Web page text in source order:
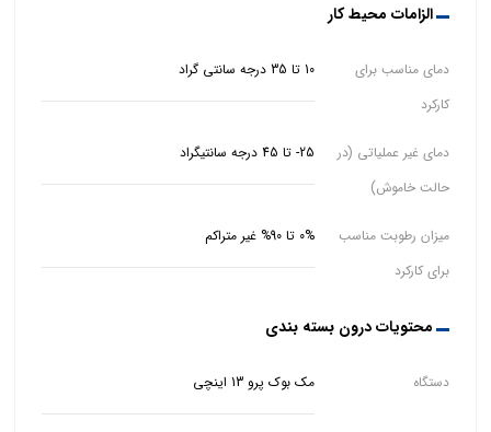
الزامات محیط کار
دمای مناسب برای
کارکرد
10 تا 35 درجه سانتی گراد
دمای غیر عملیاتی (در
حالت خاموش)
25- تا 45 درجه سانتیگراد
میزان رطوبت مناسب
برای کارکرد
0% تا 90% غیر متراکم
محتویات درون بسته بندی
دستگاه مک بوک پرو 13 اینچی